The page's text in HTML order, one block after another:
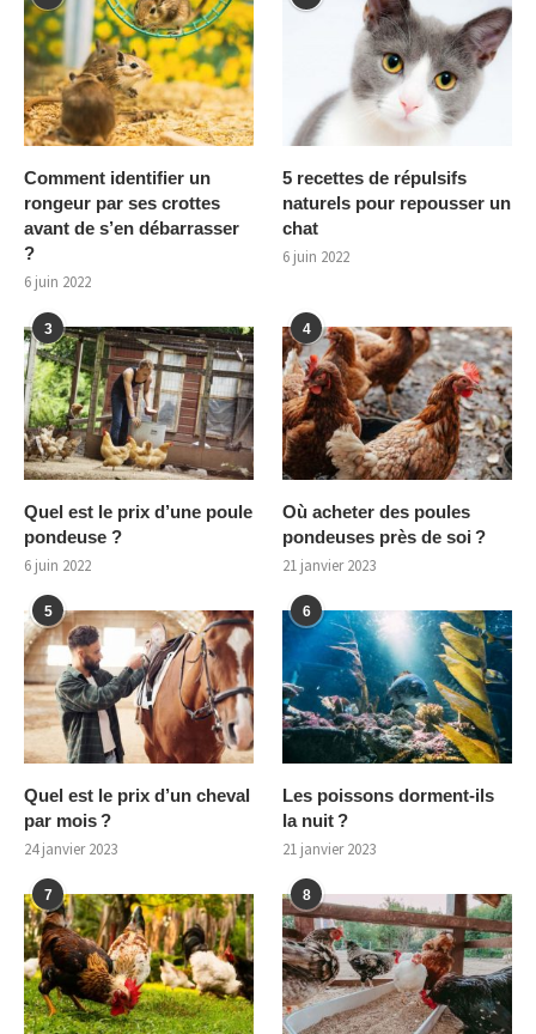
Comment identifier un
rongeur par ses crottes
avant de s’en débarrasser
?
6 juin 2022
5 recettes de répulsifs
naturels pour repousser un
chat
6 juin 2022
3
Quel est le prix d’une poule
pondeuse ?
6 juin 2022
4
Où acheter des poules
pondeuses près de soi ?
21 janvier 2023
5
Quel est le prix d’un cheval
par mois ?
24 janvier 2023
6
Les poissons dorment-ils
la nuit ?
21 janvier 2023
7 8